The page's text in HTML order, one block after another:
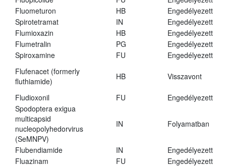
Fluometuron
HB
Engedélyezett
Spirotetramat
IN
Engedélyezett
Flumioxazin
HB
Engedélyezett
Flumetralin
PG
Engedélyezett
Spiroxamine
FU
Engedélyezett
Flufenacet (formerly
fluthiamide)
HB Visszavont
Fludioxonil FU
Engedélyezett
Spodoptera exigua
multicapsid
nucleopolyhedorvirus
(SeMNPV)
IN Folyamatban
Flubendiamide IN
Engedélyezett
Fluazinam
FU
Engedélyezett